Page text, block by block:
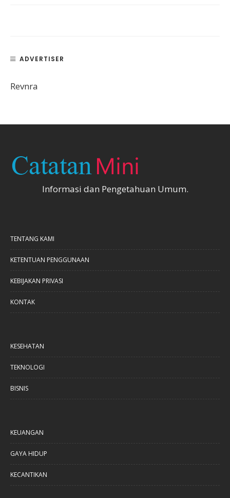
ADVERTISER
Revnra
Informasi dan Pengetahuan Umum.
TENTANG KAMI
KETENTUAN PENGGUNAAN
KEBIJAKAN PRIVASI
KONTAK
KESEHATAN
TEKNOLOGI
BISNIS
KEUANGAN
GAYA HIDUP
KECANTIKAN